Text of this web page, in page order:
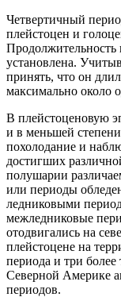
Четвертичный
плейстоцен и
Продолжительность
установлена.
принять, что он
максимально около
В плейстоценовую
и в меньшей
похолодание и
достигших
полушарии
или периоды
ледниковыми
межледниковые
отодвигались на
плейстоцене на
периода и три
Северной Америке
периодов.